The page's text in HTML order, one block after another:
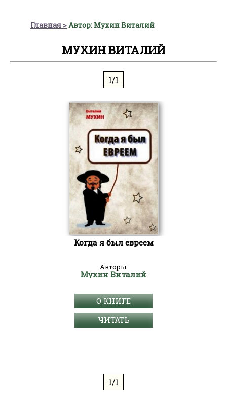
Главная Автор: Мухин Виталий
МУХИН ВИТАЛИЙ
1/1
Когда я был евреем
Авторы:
Мухин Виталий
О КНИГЕ
ЧИТАТЬ
1/1